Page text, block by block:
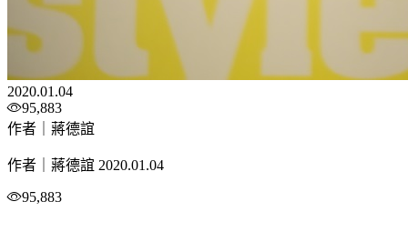
2020.01.04
95,883
作者｜蔣德誼
作者｜蔣德誼 2020.01.04
95,883